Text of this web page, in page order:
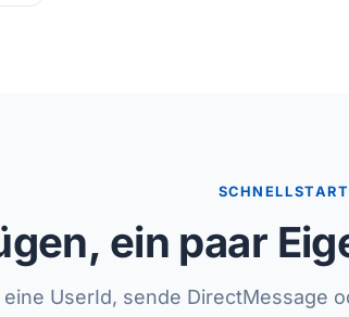
SCHNELLSTART
ein paar
eine UserId, sende DirectMessage